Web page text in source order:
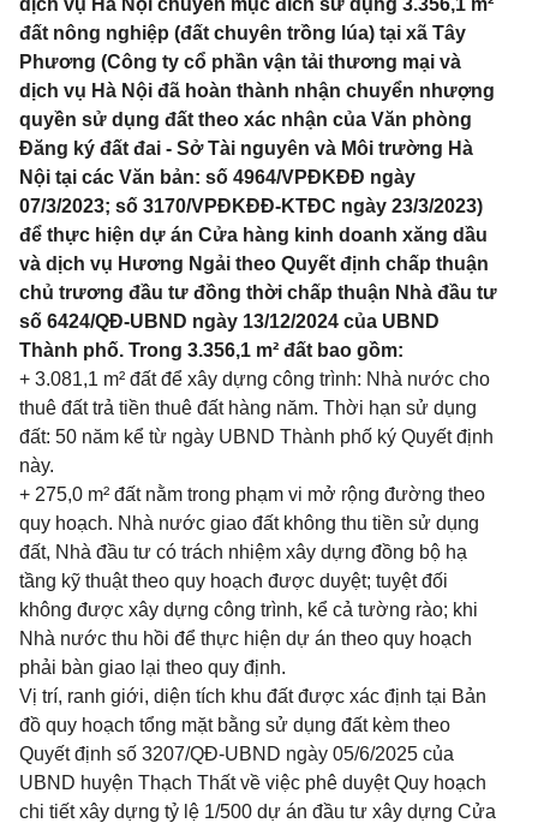
dịch vụ Hà Nội chuyển mục đích sử dụng 3.356,1 m²
đất nông nghiệp (đất chuyên trồng lúa) tại xã Tây
Phương (Công ty cổ phần vận tải thương mại và
dịch vụ Hà Nội đã hoàn thành nhận chuyển nhượng
quyền sử dụng đất theo xác nhận của Văn phòng
Đăng ký đất đai - Sở Tài nguyên và Môi trường Hà
Nội tại các Văn bản: số 4964/VPĐKĐĐ ngày
07/3/2023; số 3170/VPĐKĐĐ-KTĐC ngày 23/3/2023)
để thực hiện dự án Cửa hàng kinh doanh xăng dầu
và dịch vụ Hương Ngải theo Quyết định chấp thuận
chủ trương đầu tư đồng thời chấp thuận Nhà đầu tư
số 6424/QĐ-UBND ngày 13/12/2024 của UBND
Thành phố. Trong 3.356,1 m² đất bao gồm:
+ 3.081,1 m² đất để xây dựng công trình: Nhà nước cho
thuê đất trả tiền thuê đất hàng năm. Thời hạn sử dụng
đất: 50 năm kể từ ngày UBND Thành phố ký Quyết định
này.
+ 275,0 m² đất nằm trong phạm vi mở rộng đường theo
quy hoạch. Nhà nước giao đất không thu tiền sử dụng
đất, Nhà đầu tư có trách nhiệm xây dựng đồng bộ hạ
tầng kỹ thuật theo quy hoạch được duyệt; tuyệt đối
không được xây dựng công trình, kể cả tường rào; khi
Nhà nước thu hồi để thực hiện dự án theo quy hoạch
phải bàn giao lại theo quy định.
Vị trí, ranh giới, diện tích khu đất được xác định tại Bản
đồ quy hoạch tổng mặt bằng sử dụng đất kèm theo
Quyết định số 3207/QĐ-UBND ngày 05/6/2025 của
UBND huyện Thạch Thất về việc phê duyệt Quy hoạch
chi tiết xây dựng tỷ lệ 1/500 dự án đầu tư xây dựng Cửa